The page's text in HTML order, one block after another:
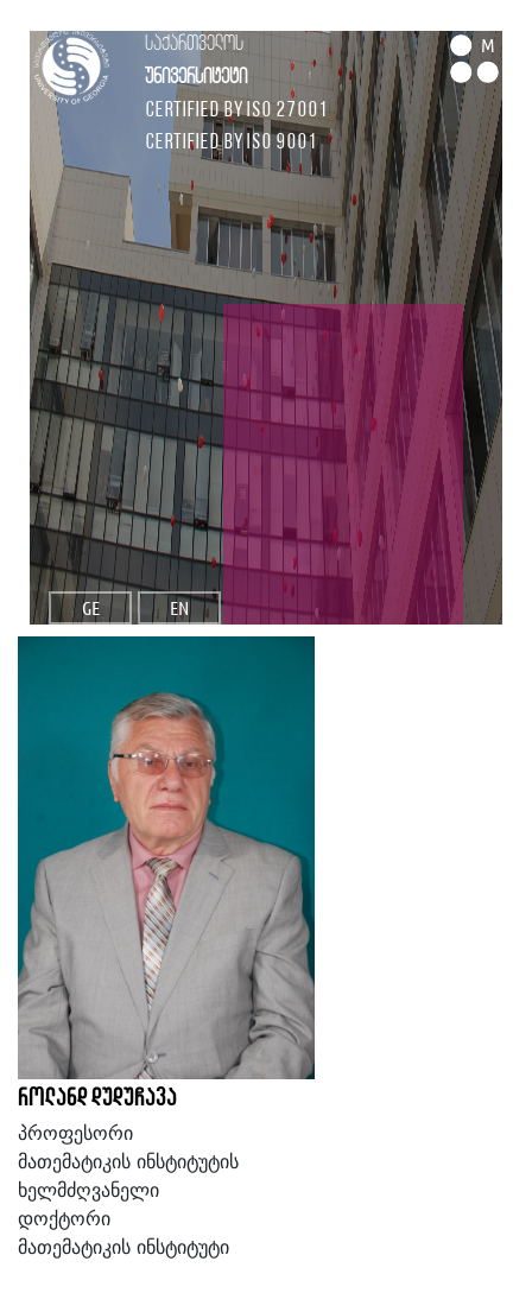
საქართველოს
უნივერსიტეტი
Certified by ISO 27001
Certified by ISO 9001
M
GE EN
როლანდ დუდუჩავა
პროფესორი
მათემატიკის ინსტიტუტის
ხელმძღვანელი
დოქტორი
მათემატიკის ინსტიტუტი